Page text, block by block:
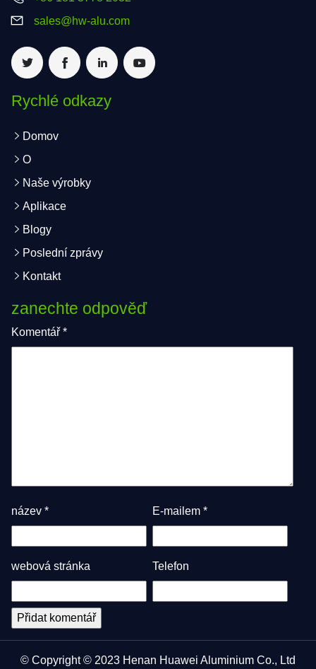
sales@hw-alu.com
Rychlé odkazy
Domov
O
Naše výrobky
Aplikace
Blogy
Poslední zprávy
Kontakt
zanechte odpověď
Komentář *
název * E-mailem *
webová stránka Telefon
© Copyright © 2023 Henan Huawei Aluminium Co., Ltd